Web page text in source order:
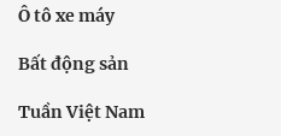
Ô tô xe máy
Bất động sản
Tuần Việt Nam